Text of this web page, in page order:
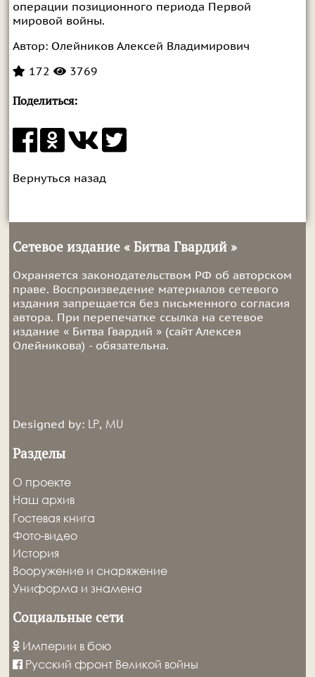
операции позиционного периода Первой
мировой войны.
Автор:Олейников Алексей Владимирович
172
3769
Поделиться:
Вернуться назад
Сетевое издание « Битва Гвардий »
Охраняется законодательством РФ об авторском
праве. Воспроизведение материалов сетевого
издания запрещается без письменного согласия
автора. При перепечатке ссылка на сетевое
издание « Битва Гвардий » (сайт Алексея
Олейникова) - обязательна.
Designed by: LP, MU
Разделы
О проекте
Наш архив
Гостевая книга
Фото-видео
История
Вооружение и снаряжение
Униформа и знамена
Социальные сети
Империи в бою
Русский фронт Великой войны